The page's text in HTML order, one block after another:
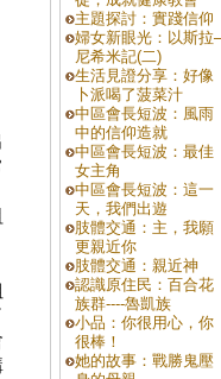
主題探討：實踐信仰
婦女新眼光：以斯拉
尼希米記(二)
生活見證分享：好像
卜派喝了菠菜汁
中區會長短波：風雨
中的信仰造就
中區會長短波：最佳
女主角
中區會長短波：這一
天，我們出遊
肢體交通：主，我願
更親近你
肢體交通：親近神
認識原住民：百合花
族群----魯凱族
小品：你很用心，你
很棒！
她的故事：戰勝鬼壓